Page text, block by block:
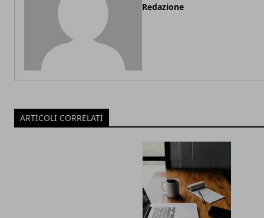
Redazione
ARTICOLI CORRELATI